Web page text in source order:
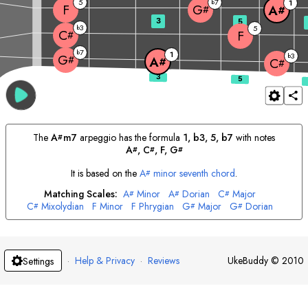
G#
b7
A# 1
C#
b3
C#
b3 F 5
F G# A# 1
3 5
TheA#m7arpeggio has the formula 1, b3, 5, b7with notes
A#, C#, F, G#
It is based on the A# minor seventh chord.
Matching Scales: A# Minor A# Dorian C# Major
C# Mixolydian F Minor F Phrygian G# Major G# Dorian
Settings · Help & Privacy · Reviews UkeBuddy © 2010